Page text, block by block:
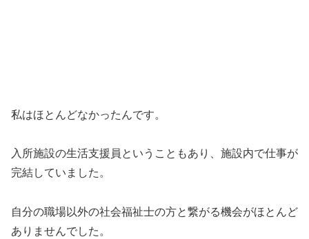
私はほとんどなかったんです。
入所施設の生活支援員ということもあり、施設内で仕事が
完結していました。
自分の職場以外の社会福祉士の方と繋がる機会がほとんど
ありませんでした。